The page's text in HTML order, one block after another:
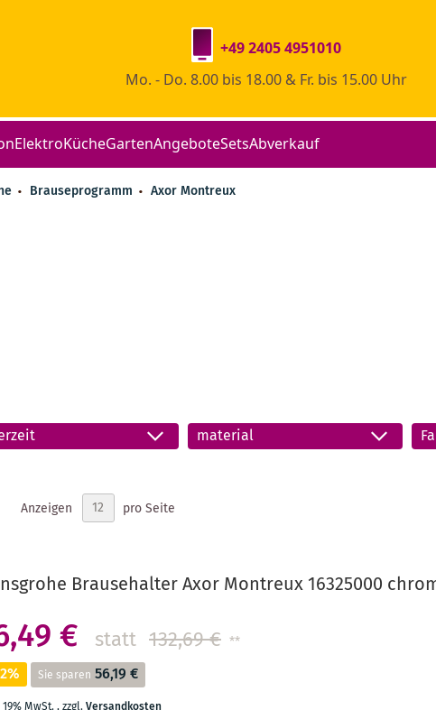
+49 2405 4951010
Mo. - Do. 8.00 bis 18.00 & Fr. bis 15.00 Uhr
ElektroKücheGartenAngeboteSetsAbverkauf
Brauseprogramm Axor Montreux
material
Anzeigen pro Seite
Brausehalter Axor Montreux 16325000
€ statt 132,69 € **
Sie sparen 56,19 €
MwSt.,zzgl.Versandkosten